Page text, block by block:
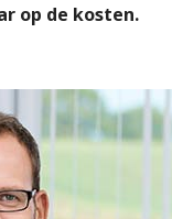
op de kosten.